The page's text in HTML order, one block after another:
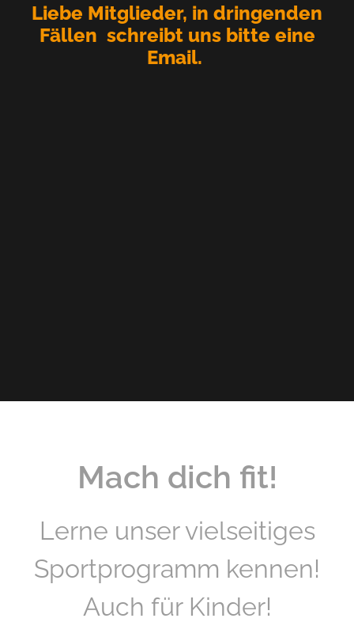
Liebe Mitglieder, in dringenden
Fällen schreibt uns bitte eine
Email.
Mach dich fit!
Lerne unser vielseitiges
Sportprogramm kennen!
Auch für Kinder!